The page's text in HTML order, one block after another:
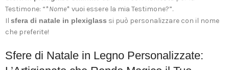
Testimone: “*Nome* vuoi essere la mia Testimone?”.
Il sfera di natale in plexiglass si può personalizzare con il nome
che preferite!
Sfere di Natale in Legno Personalizzate: